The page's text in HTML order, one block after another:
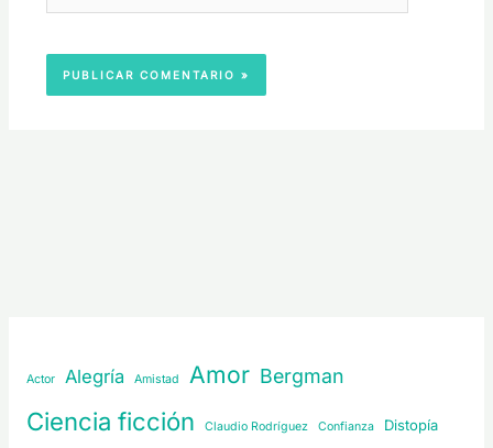
Actor Alegría Amistad Amor Bergman
Ciencia ficción Claudio Rodríguez Confianza Distopía